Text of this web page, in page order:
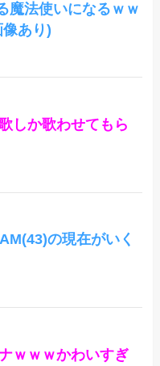
魔法使いになるｗｗ
あり)
しか歌わせてもら
の現在がいく
ｗｗｗかわいすぎ